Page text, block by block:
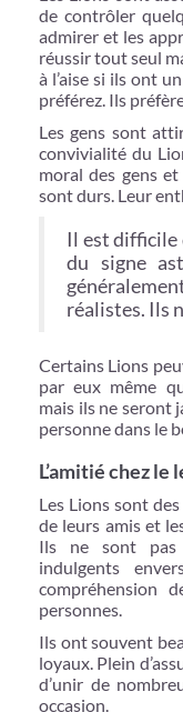
de contrôler
admirer et les
réussir tout seul
à l’aise si ils ont
préférez. Ils
Les gens sont
convivialité du
moral des gens
sont durs. Leur
Il est difficile
du signe
réalistes. Ils
Certains Lions
par eux même
mais ils ne seront
personne dans le
L’amitié chez le
Les Lions sont
de leurs amis et
Ils ne sont pas
indulgents
compréhension
personnes.
Ils ont souvent
loyaux. Plein
d’unir de
occasion.